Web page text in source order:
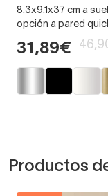
8.3x9.1x37 cm a
opción a pared
31,89€
Productos